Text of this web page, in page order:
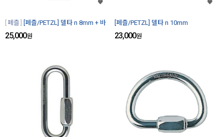
페츨 [페츨/PETZL] 델타 n 8mm + 바
25,000원
[페츨/PETZL] 델타 n 10mm
23,000원